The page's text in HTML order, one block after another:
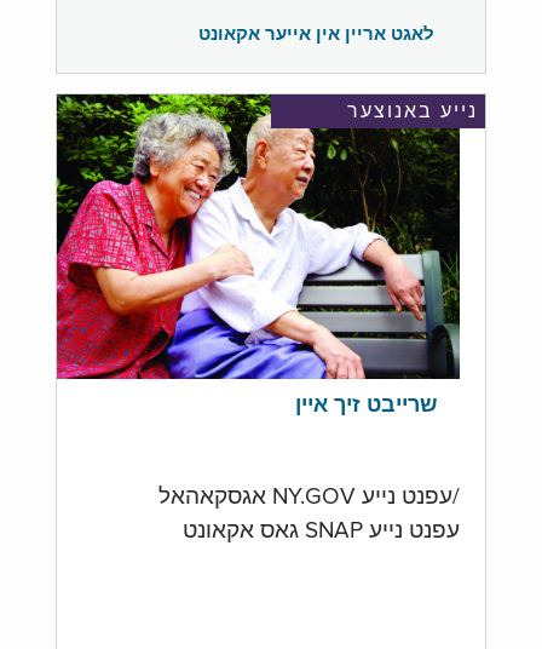
לאגט אריין אין אייער אקאונט
נייע באנוצער
שרייבט זיך איין
/עפנט נייע NY.GOV אגסקאהאל
עפנט נייע SNAP גאס אקאונט